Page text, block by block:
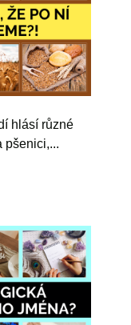
hlásí různé
pšenici,...